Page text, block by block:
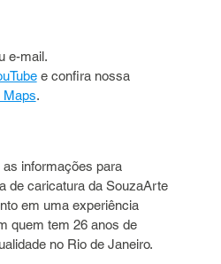
e-mail.
e confira nossa
Maps.
informações para
de caricatura da SouzaArte
em uma experiência
quem tem 26 anos de
no Rio de Janeiro.